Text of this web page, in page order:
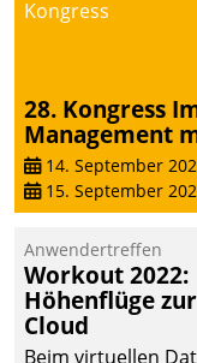
zeigte Datatrain,
Kongress
28. Kongress
Management
14. September
15. September
Anwendertreffen
Workout 2022:
Höhenflüge zur
Cloud
Beim virtuellen